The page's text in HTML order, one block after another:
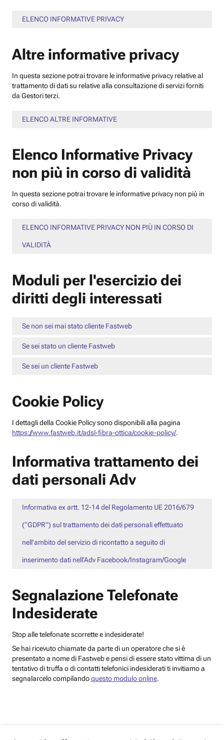
ELENCO INFORMATIVE PRIVACY
Altre informative privacy
In questa sezione potrai trovare le informative privacy relative al
trattamento di dati su relative alla consultazione di servizi forniti
da Gestori terzi.
ELENCO ALTRE INFORMATIVE
Elenco Informative Privacy
non più in corso di validità
In questa sezione potrai trovare le informative privacy non più in
corso di validità.
ELENCO INFORMATIVE PRIVACY NON PIÙ IN CORSO DI
VALIDITÀ
Moduli per l'esercizio dei
diritti degli interessati
Se non sei mai stato cliente Fastweb
Se sei stato un cliente Fastweb
Se sei un cliente Fastweb
Cookie Policy
I dettagli della Cookie Policy sono disponibili alla pagina
https://www.fastweb.it/adsl-fibra-ottica/cookie-policy/.
Informativa trattamento dei
dati personali Adv
Informativa ex artt. 12-14 del Regolamento UE 2016/679
(“GDPR”) sul trattamento dei dati personali effettuato
nell’ambito del servizio di ricontatto a seguito di
inserimento dati nell’Adv Facebook/Instagram/Google
Segnalazione Telefonate
Indesiderate
Stop alle telefonate scorrette e indesiderate!
Se hai ricevuto chiamate da parte di un operatore che si è
presentato a nome di Fastweb e pensi di essere stato vittima di un
tentativo di truffa o di contatti telefonici indesiderati ti invitiamo a
segnalarcelo compilandoquesto modulo online.